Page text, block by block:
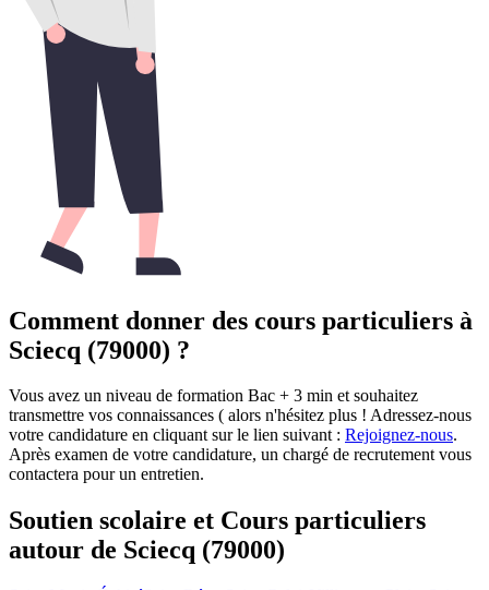
Comment donner des cours particuliers à
Sciecq (79000) ?
Vous avez un niveau de formation Bac + 3 min et souhaitez
transmettre vos connaissances ( alors n'hésitez plus ! Adressez-nous
votre candidature en cliquant sur le lien suivant : Rejoignez-nous.
Après examen de votre candidature, un chargé de recrutement vous
contactera pour un entretien.
Soutien scolaire et Cours particuliers
autour de Sciecq (79000)